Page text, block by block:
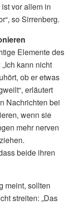
vor allem in
so Sirrenberg.
Elemente des
kann nicht
ob er etwas
erläutert
Nachrichten bei
wenn sie
mehr nerven
beide ihren
meint, sollten
streiten: „Das